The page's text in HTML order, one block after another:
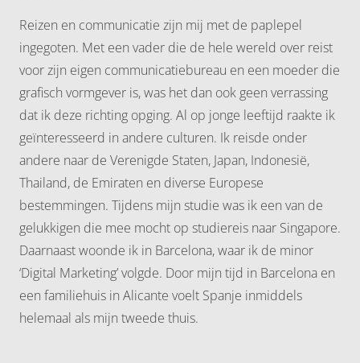
Reizen en communicatie zijn mij met de paplepel
ingegoten. Met een vader die de hele wereld over reist
voor zijn eigen communicatiebureau en een moeder die
grafisch vormgever is, was het dan ook geen verrassing
dat ik deze richting opging. Al op jonge leeftijd raakte ik
geïnteresseerd in andere culturen. Ik reisde onder
andere naar de Verenigde Staten, Japan, Indonesië,
Thailand, de Emiraten en diverse Europese
bestemmingen. Tijdens mijn studie was ik een van de
gelukkigen die mee mocht op studiereis naar Singapore.
Daarnaast woonde ik in Barcelona, waar ik de minor
‘Digital Marketing’ volgde. Door mijn tijd in Barcelona en
een familiehuis in Alicante voelt Spanje inmiddels
helemaal als mijn tweede thuis.